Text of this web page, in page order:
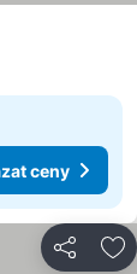
ceny
Sdílet